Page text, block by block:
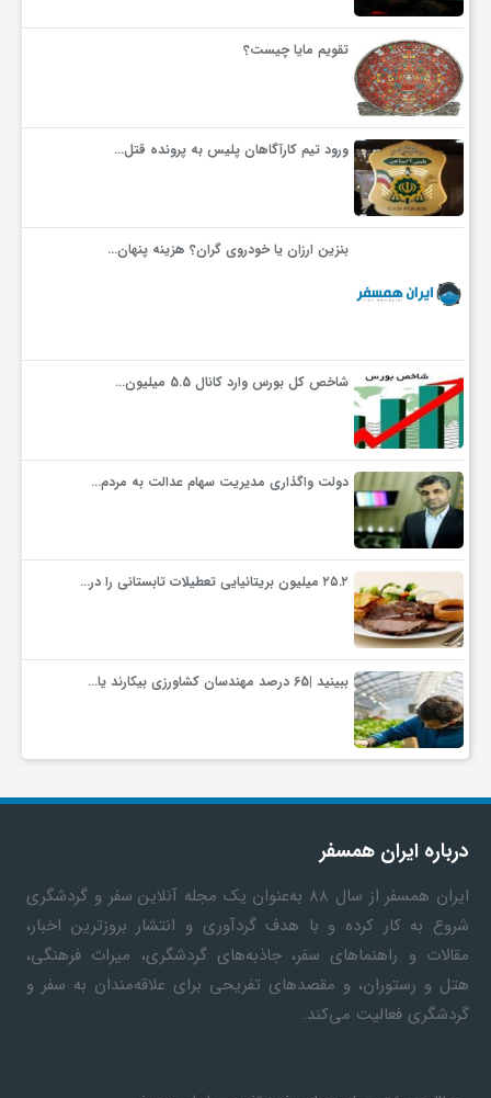
تقویم مایا چیست؟
ورود تیم کارآگاهان پلیس به پرونده قتل…
بنزین ارزان یا خودروی گران؟ هزینه پنهان…
شاخص کل بورس وارد کانال 5.5 میلیون…
دولت واگذاری مدیریت سهام عدالت به مردم…
۲۵.۲ میلیون بریتانیایی تعطیلات تابستانی را در…
ببینید |65 درصد مهندسان کشاورزی بیکارند یا…
درباره ایران همسفر
ایران همسفر
از سال ۸۸ به‎‌عنوان یک مجله آنلاین سفر و گردشگری
شروع به کار کرده و با هدف گردآوری و انتشار بروزترین اخبار،
مقالات و راهنماهای سفر، جاذبه‌های گردشگری، میراث فرهنگی،
هتل و رستوران، و مقصدهای تفریحی برای علاقه‌مندان به سفر و
گردشگری فعالیت می‌کند.